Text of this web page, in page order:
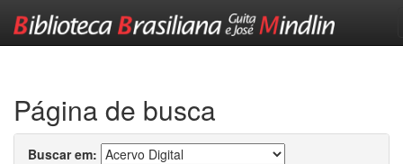
Página de busca
Buscar em: